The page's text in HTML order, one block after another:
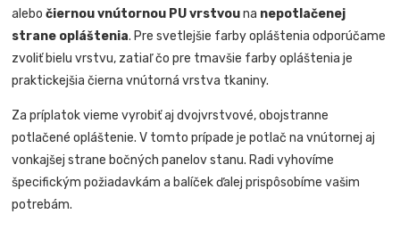
alebočiernou vnútornou PU vrstvouna nepotlačenej
strane opláštenia. Pre svetlejšie farby opláštenia odporúčame
zvoliť bielu vrstvu, zatiaľ čo pre tmavšie farby opláštenia je
praktickejšia čierna vnútorná vrstva tkaniny.
Za príplatok vieme vyrobiť aj dvojvrstvové, obojstranne
potlačené opláštenie. V tomto prípade je potlač na vnútornej aj
vonkajšej strane bočných panelov stanu. Radi vyhovíme
špecifickým požiadavkám a balíček ďalej prispôsobíme vašim
potrebám.